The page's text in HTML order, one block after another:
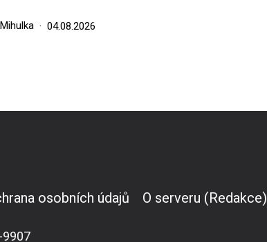
04.08.2026
osobních údajů O serveru (Redakce)
9907